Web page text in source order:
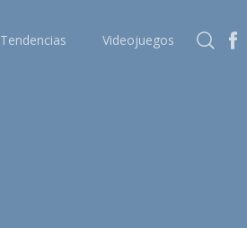
Tendencias Videojuegos